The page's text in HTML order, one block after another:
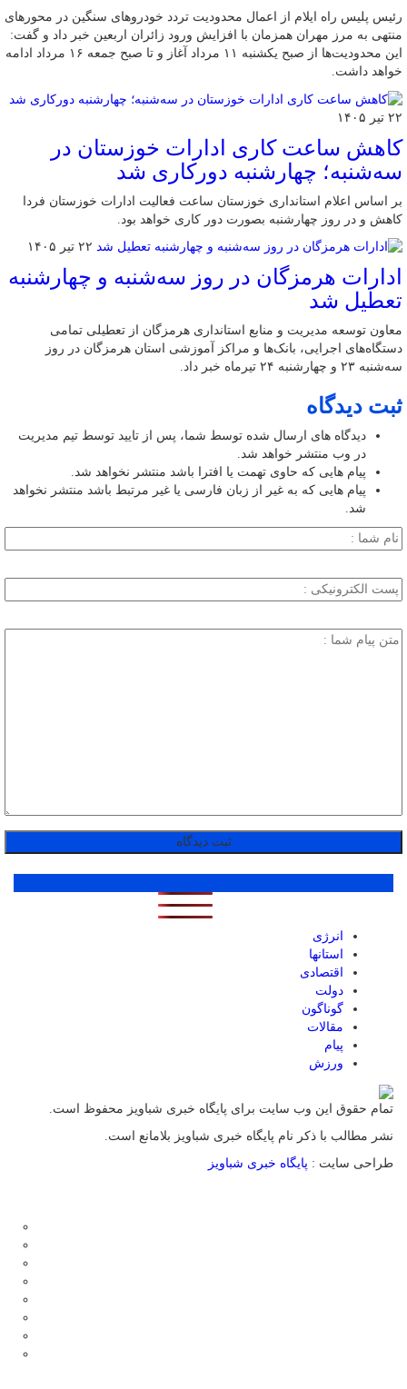
رئیس پلیس راه ایلام از اعمال محدودیت تردد خودروهای سنگین در محورهای
منتهی به مرز مهران همزمان با افزایش ورود زائران اربعین خبر داد و گفت:
این محدودیت‌ها از صبح یکشنبه ۱۱ مرداد آغاز و تا صبح جمعه ۱۶ مرداد ادامه
خواهد داشت.
۲۲ تیر ۱۴۰۵
کاهش ساعت کاری ادارات خوزستان در
سه‌شنبه؛ چهارشنبه دورکاری شد
بر اساس اعلام استانداری خوزستان ساعت فعالیت ادارات خوزستان فردا
کاهش و در روز چهارشنبه بصورت دور کاری خواهد بود.
۲۲ تیر ۱۴۰۵
ادارات هرمزگان در روز سه‌شنبه و چهارشنبه
تعطیل شد
معاون توسعه مدیریت و منابع استانداری هرمزگان از تعطیلی تمامی
دستگاه‌های اجرایی، بانک‌ها و مراکز آموزشی استان هرمزگان در روز
سه‌شنبه ۲۳ و چهارشنبه ۲۴ تیرماه خبر داد.
ثبت دیدگاه
دیدگاه های ارسال شده توسط شما، پس از تایید توسط تیم مدیریت
در وب منتشر خواهد شد.
پیام هایی که حاوی تهمت یا افترا باشد منتشر نخواهد شد.
پیام هایی که به غیر از زبان فارسی یا غیر مرتبط باشد منتشر نخواهد
شد.
انرژی
استانها
اقتصادی
دولت
گوناگون
مقالات
پیام
ورزش
تمام حقوق این وب سایت برای پایگاه خبری شباویز محفوظ است.
نشر مطالب با ذکر نام پایگاه خبری شباویز بلامانع است.
طراحی سایت : پایگاه خبری شباویز